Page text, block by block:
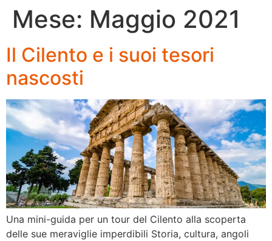
Mese: Maggio 2021
Il Cilento e i suoi tesori
nascosti
Una mini-guida per un tour del Cilento alla scoperta
delle sue meraviglie imperdibili Storia, cultura, angoli